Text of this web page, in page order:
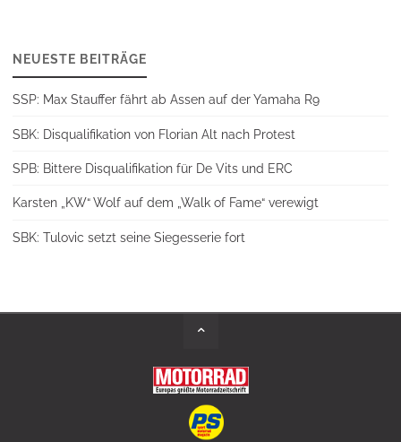
NEUESTE BEITRÄGE
SSP: Max Stauffer fährt ab Assen auf der Yamaha R9
SBK: Disqualifikation von Florian Alt nach Protest
SPB: Bittere Disqualifikation für De Vits und ERC
Karsten „KW“ Wolf auf dem „Walk of Fame“ verewigt
SBK: Tulovic setzt seine Siegesserie fort
Back